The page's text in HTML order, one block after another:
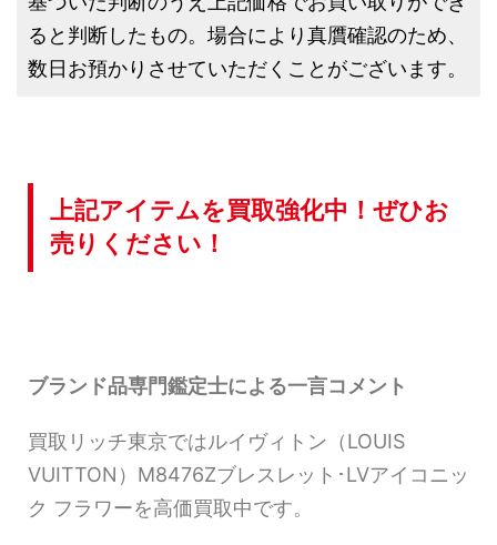
ると判断したもの。場合により真贋確認のため、
数日お預かりさせていただくことがございます。
上記アイテムを買取強化中！ぜひお
売りください！
ブランド品専門鑑定士による一言コメント
買取リッチ東京ではルイヴィトン（LOUIS
VUITTON）M8476Zブレスレット･LVアイコニッ
ク フラワーを高価買取中です。